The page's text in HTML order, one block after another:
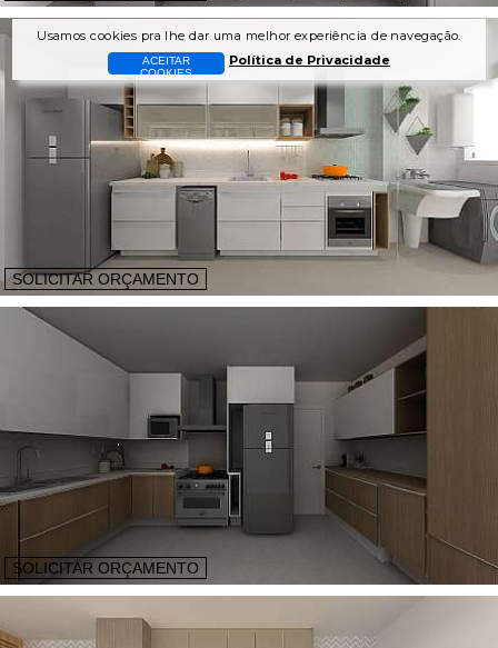
Usamos cookies pra lhe dar uma melhor experiência de navegação.
ACEITAR
COOKIES
Política de Privacidade
SOLICITAR ORÇAMENTO
SOLICITAR ORÇAMENTO